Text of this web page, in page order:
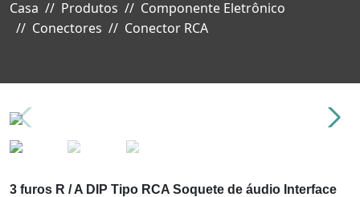
Casa Produtos
Componente Eletrônico
Conectores
Conector RCA
3 furos R / A DIP Tipo RCA Soquete de áudio Interface